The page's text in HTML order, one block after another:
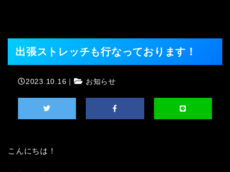
出張ストレッチも行なっております！
2023.10.16｜ お知らせ
こんにちは！